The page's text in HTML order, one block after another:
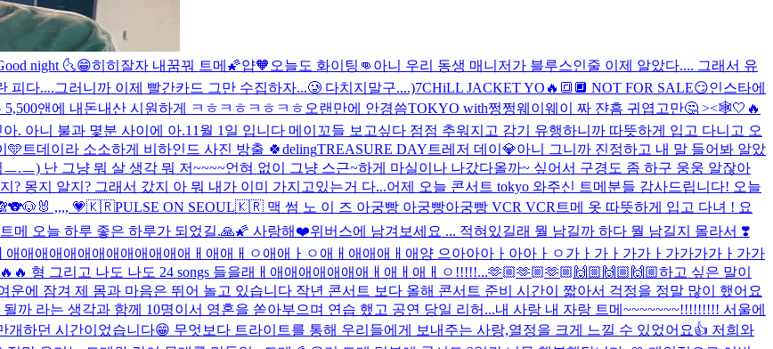
night 🌜😁히히 잘자 내꿈꿔 트메🌠얍🧡 오늘도 화이팅👊 아니 우리 동생 매니저가 블루스인줄 이제 알았다.... 그래서 유
다....그러니까 이제 빨간카드 그만 수집하자...🥲 다치지말구....)7CHiLL JACKET YO🔥🔳🔲 NOT FOR SALE😏인스타에
앤에 내돈내산 시원하게 ㅋㅎㅋㅎㅋㅎㅋㅎ 오랜만에 안경씀TOKYO with쩡쩡웨이웨이 짜 쟌흠 귀엽고만🤔 ><🕸️🤍 🔥
아. 아니 불과 몇분 사이에 아.11월 1일 입니다 메이꼬들 보고싶다 점점 추워지고 감기 유행하니까 따뜻하게 입고 다니고 오
🩵 트데이라 소소하게 비하인드 사진 방출 🍀delingTREASURE DAY 트레저 데이💎아니 그니까 진정하고 내 말 들어봐 알았
.ㅡ) 난 그냥 뭐 살 생각 뭐 저~~~~언혀 없이 그냥 스근~하게 마실이나 나갔다올까~ 싶어서 구경도 좀 하구 웅웅 알잖아
? 몽지 알지? 그래서 갔지 아 뭐 내가 이미 가지고있는거 다...어제 오늘 콘서트 tokyo 와주신 트메분들 감사드립니다! 오늘
🐨🐶🐰 ,,,, 💗🇰🇷PULSE ON SEOUL🇰🇷 맥 썸 노 이 즈 아궁빵 아궁빵아궁빵 VCR VCR 트메 옷 따뜻하게 입고 다녀 ! 요
메 오늘 하루 좋은 하루가 되었길.🙏🌠 사랑해❤️위버스에 남겨보세요 ... 적혀있길래 뭘 남길까 하다 뭘 남길지 몰라서 ❣️
애애애애애애애애애애애애ㅐ애애ㅐㅇ애애ㅏㅇ애ㅐ애애애ㅐ애양 으아아아ㅏ아아ㅏㅇ가ㅏ가ㅏ가가ㅏ가가가가ㅏ가가
형 그리고 나도 나도 24 songs 들을래ㅐ애애애애애애애ㅐ애ㅐ애ㅐㅇ!!!!!...🫶🏼🫶🏼🫶🏼🙌🏼🙌🏼🙌🏼하고 싶은 말이
에 잠겨 제 몸과 마음은 뛰어 놀고 있습니다 작년 콘서트 보다 올해 콘서트 준비 시간이 짧아서 걱정을 정말 많이 했어요
까 라는 생각과 함께 10명이서 영혼을 쏟아부으며 연습 했고 공연 당일 리허...내 사랑 내 자랑 트메~~~~~~~!!!!!!!!! 서울에
하던 시간이었습니다😁 무엇보다 트라이트를 통해 우리들에게 보내주는 사랑,열정을 크게 느낄 수 있었어요👍 저희와